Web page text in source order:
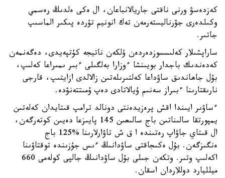
كەزدەسۋ ورنى ناقتى جاريالانباعان، ال ەكى ەلدىڭ رەسمي
وكىلدەرى جۋرناليستەرمەن تەك انونيم تۇردە پىكىر الماسىپ
جاتىر.
ساراپشىلار كەلىسسوزدەردەن ۇلكەن ناتيجە كۇتپەيدى، دەگەنمەن
كەدەندىك باجدار بويىنشا ءوزارا بەلگىلى ءبىر ىمىراعا كەلىپ،
بۇل جاھاندىق ساۋداعا كەلتىرىلەتىن زالالدى ازايتىپ، قارجى
نارىقتارىنا ءبىراز سەنىم ۇيالاتادى دەپ ۇمىتتەنۋدە.
ءساۋىر ايىندا اقش پرەزيدەنتى دونالد ترامپ قىتايدان كەلەتىن
يمپورتقا سالىناتىن باج سالىعىن 145 پايىزعا دەيىن كوتەرگەن،
ال قىتاي جاۋاپ رەتىندە ا ق ش تاۋارلارىنا %125 باج
ەنگىزگەن. بۇل ەكىجاقتى ساۋدانىڭ ءىس جۇزىندە توقتاۋىنا
اكەلىپ وتىر. وتكەن جىلى بۇل ساۋدانىڭ جالپى كولەمى 660
ميلليارد دوللاردان اسقان.